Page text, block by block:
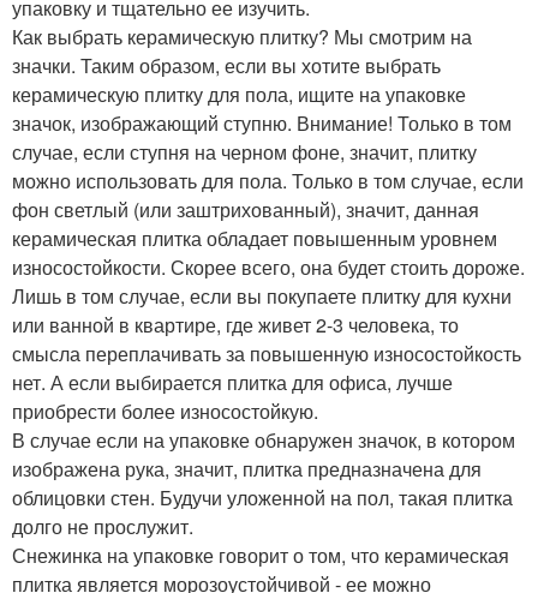
упаковку и тщательно ее изучить.
Как выбрать керамическую плитку? Мы смотрим на
значки. Таким образом, если вы хотите выбрать
керамическую плитку для пола, ищите на упаковке
значок, изображающий ступню. Внимание! Только в том
случае, если ступня на черном фоне, значит, плитку
можно использовать для пола. Только в том случае, если
фон светлый (или заштрихованный), значит, данная
керамическая плитка обладает повышенным уровнем
износостойкости. Скорее всего, она будет стоить дороже.
Лишь в том случае, если вы покупаете плитку для кухни
или ванной в квартире, где живет 2-3 человека, то
смысла переплачивать за повышенную износостойкость
нет. А если выбирается плитка для офиса, лучше
приобрести более износостойкую.
В случае если на упаковке обнаружен значок, в котором
изображена рука, значит, плитка предназначена для
облицовки стен. Будучи уложенной на пол, такая плитка
долго не прослужит.
Снежинка на упаковке говорит о том, что керамическая
плитка является морозоустойчивой - ее можно